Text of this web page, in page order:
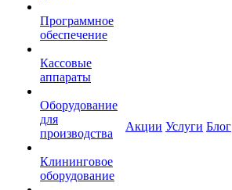
Программное
обеспечение
Кассовые
аппараты
Оборудование
для
производства
Клининговое
оборудование
Акции Услуги Блог